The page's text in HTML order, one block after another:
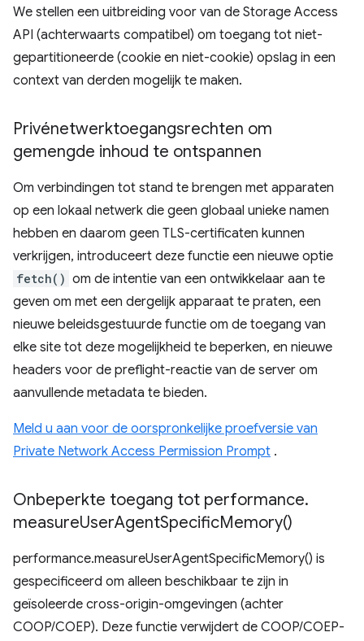
We stellen een uitbreiding voor van de Storage Access
API (achterwaarts compatibel) om toegang tot niet-
gepartitioneerde (cookie en niet-cookie) opslag in een
context van derden mogelijk te maken.
Privénetwerktoegangsrechten om
gemengde inhoud te ontspannen
Om verbindingen tot stand te brengen met apparaten
op een lokaal netwerk die geen globaal unieke namen
hebben en daarom geen TLS-certificaten kunnen
verkrijgen, introduceert deze functie een nieuwe optie
fetch() om de intentie van een ontwikkelaar aan te
geven om met een dergelijk apparaat te praten, een
nieuwe beleidsgestuurde functie om de toegang van
elke site tot deze mogelijkheid te beperken, en nieuwe
headers voor de preflight-reactie van de server om
aanvullende metadata te bieden.
Meld u aan voor de oorspronkelijke proefversie van
Private Network Access Permission Prompt .
Onbeperkte toegang tot performance.
measureUserAgentSpecificMemory()
performance.measureUserAgentSpecificMemory() is
gespecificeerd om alleen beschikbaar te zijn in
geïsoleerde cross-origin-omgevingen (achter
COOP/COEP). Deze functie verwijdert de COOP/COEP-